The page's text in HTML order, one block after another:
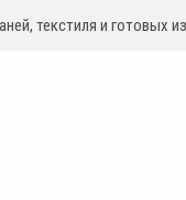
текстиля и готовых